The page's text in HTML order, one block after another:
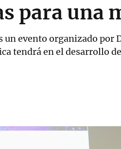
para una
un evento organizado
tendrá en el desarrollo